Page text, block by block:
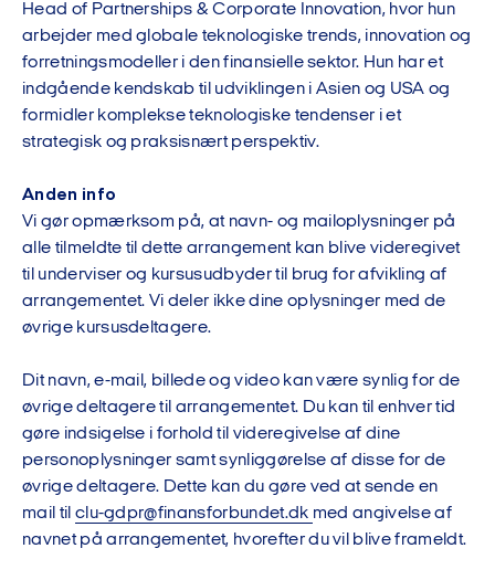
Head of Partnerships & Corporate Innovation, hvor hun
arbejder med globale teknologiske trends, innovation og
forretningsmodeller i den finansielle sektor. Hun har et
indgående kendskab til udviklingen i Asien og USA og
formidler komplekse teknologiske tendenser i et
strategisk og praksisnært perspektiv.
Anden info
Vi gør opmærksom på, at navn- og mailoplysninger på
alle tilmeldte til dette arrangement kan blive videregivet
til underviser og kursusudbyder til brug for afvikling af
arrangementet. Vi deler ikke dine oplysninger med de
øvrige kursusdeltagere.
Dit navn, e-mail, billede og video kan være synlig for de
øvrige deltagere til arrangementet. Du kan til enhver tid
gøre indsigelse i forhold til videregivelse af dine
personoplysninger samt synliggørelse af disse for de
øvrige deltagere. Dette kan du gøre ved at sende en
mail til clu-gdpr@finansforbundet.dk med angivelse af
navnet på arrangementet, hvorefter du vil blive frameldt.